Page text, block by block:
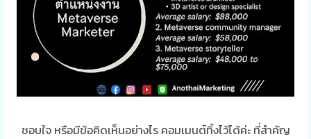
ชอบใจ หรือมีข้อคิดเห็นอย่างไร คอมเมนต์ทิ้งไว้ได้ค่ะ ที่สำคัญ